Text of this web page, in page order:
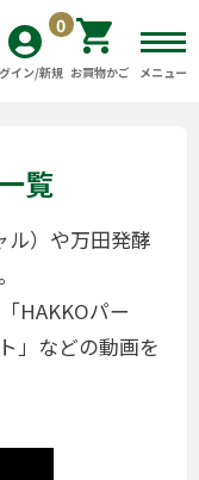
イン/新規お買物かご
0
メニュー
覧
ル）や万田発酵
HAKKOパー
」などの動画を